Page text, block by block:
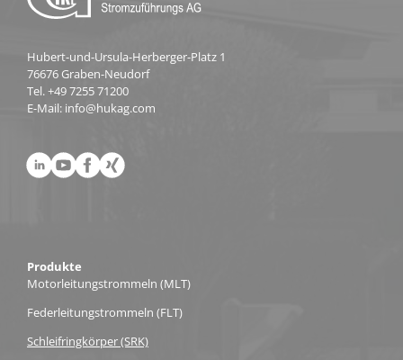
Hubert-und-Ursula-Herberger-Platz 1
76676 Graben-Neudorf
Tel.+49 7255 71200
E-Mail: info@hukag.com
Produkte
Motorleitungs­trommeln (MLT)
Federleitungs­trommeln (FLT)
Schleifring­körper (SRK)